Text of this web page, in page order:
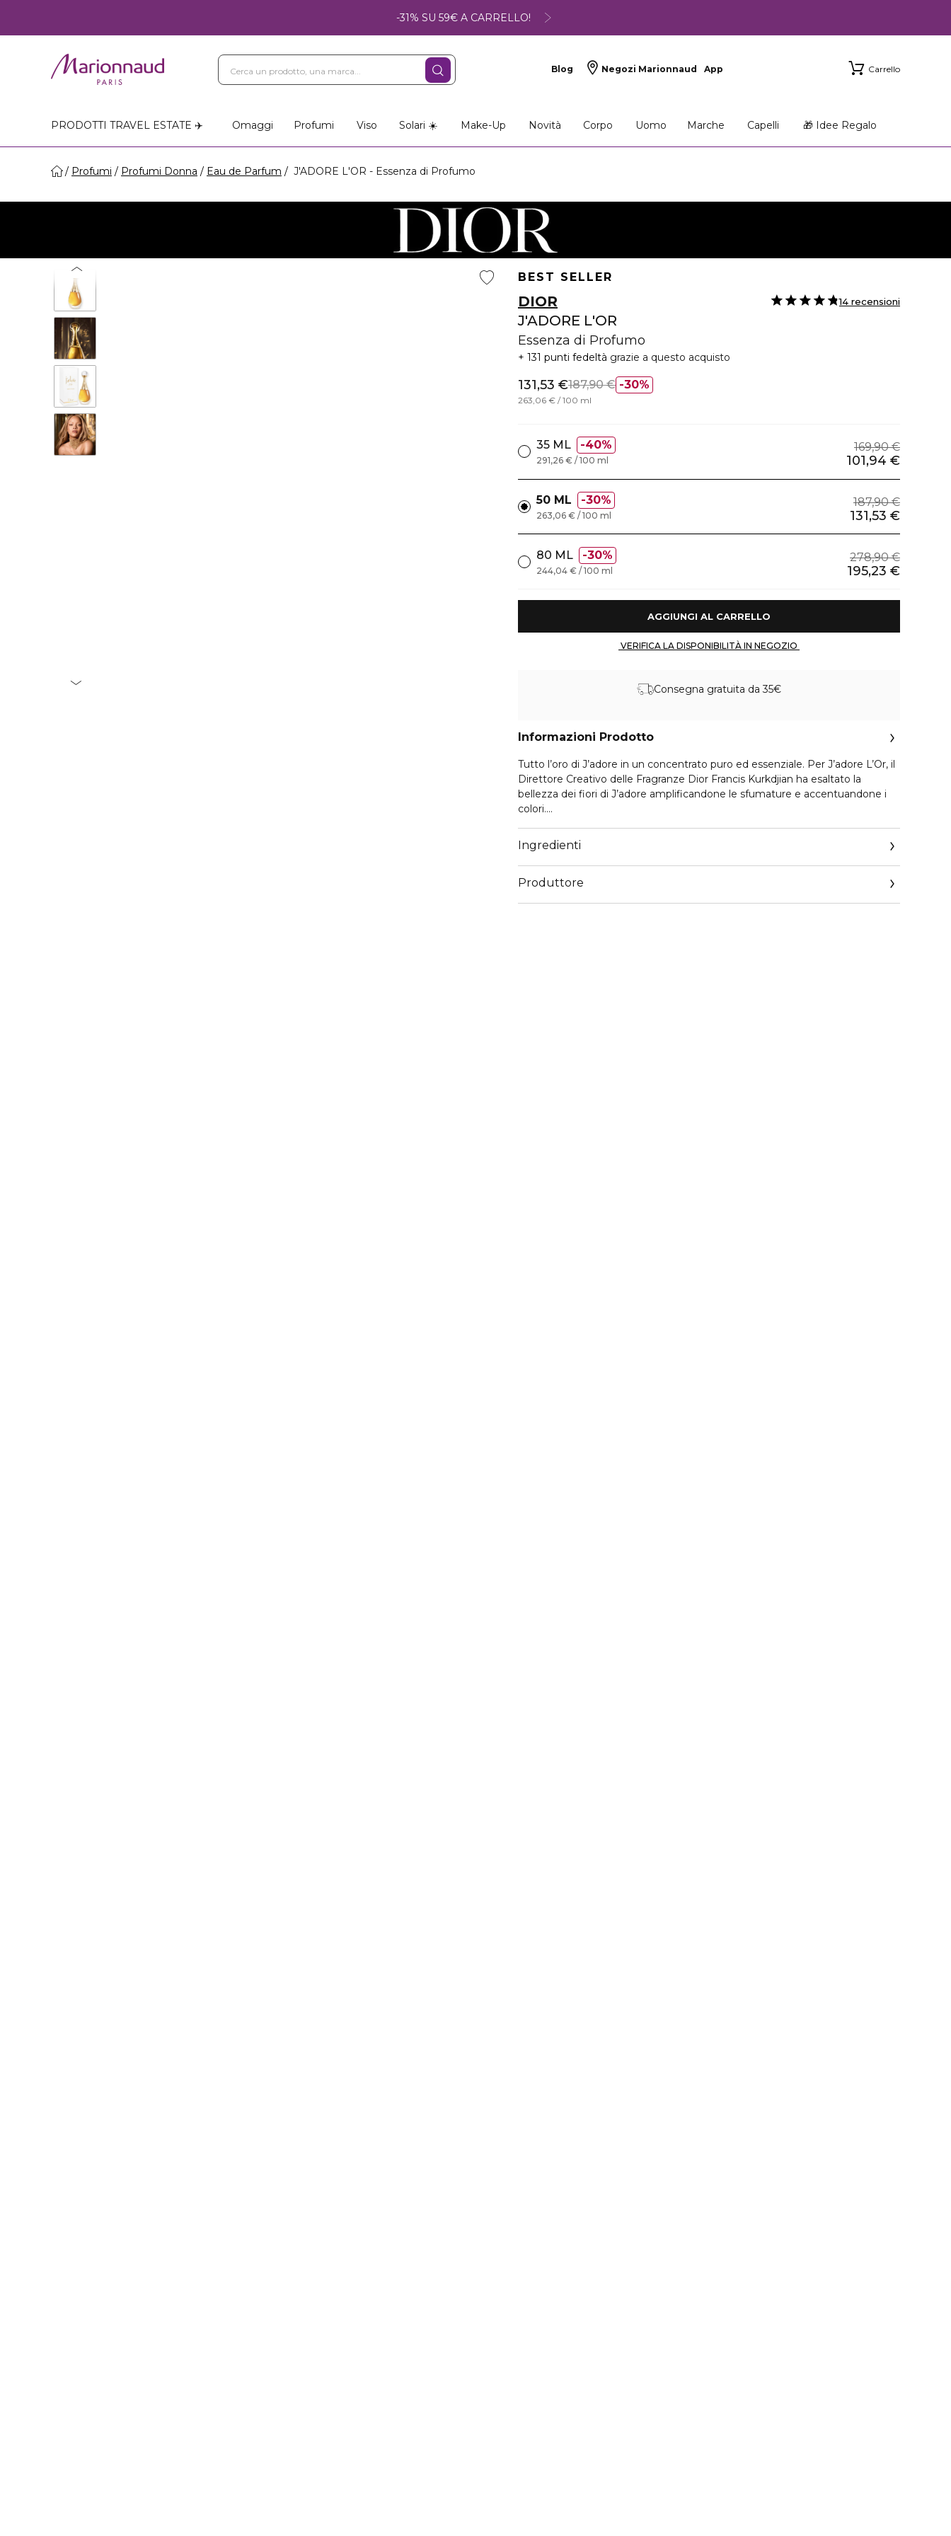
-31% SU 59€ A CARRELLO!
Blog Negozi Marionnaud App Carrello
PRODOTTI TRAVEL ESTATE ✈️ Omaggi Profumi Viso Solari ☀️ Make-Up Novità Corpo Uomo Marche Capelli 🎁 Idee Regalo
Profumi Profumi Donna Eau de Parfum J'ADORE L'OR - Essenza di Profumo
BEST SELLER
DIOR
J'ADORE L'OR
Essenza di Profumo
14 recensioni
131 punti fedeltà grazie a questo acquisto
30%
131,53 €187,90 €
263,06 € / 100 ml
35 ML 40% 169,90 €
101,94 €
291,26 € / 100 ml
50 ML 30% 187,90 €
131,53 €
263,06 € / 100 ml
80 ML 30% 278,90 €
195,23 €
244,04 € / 100 ml
Consegna gratuita da 35€
Informazioni Prodotto
Tutto l’oro di J’adore in un concentrato puro ed essenziale. Per J’adore L’Or, il
Direttore Creativo delle Fragranze Dior Francis Kurkdjian ha esaltato la
bellezza dei fiori di J’adore amplificandone le sfumature e accentuandone i
colori.
Il risultato è un’essenza di profumo ampia e voluttuosa, con note soavi e
solari di fiori d’arancio, gelsomino grandiflorum e rosa centifolia. Riproposti
fedelmente in una quintessenza di fiori tanto potente quanto carnale, questi
ingredienti sono il vero oro di J’adore.
Ingredienti
Produttore